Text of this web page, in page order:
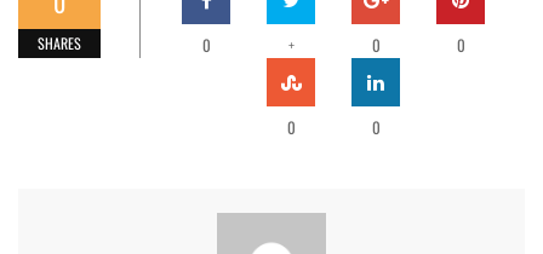
SHARES 0 + 0 0
0 0